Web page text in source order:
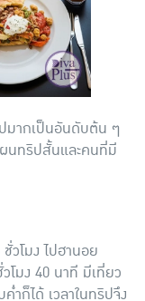
มากเป็นอันดับต้น ๆ
นทริปสั้นและคนที่มี
วโมง ไปฮานอย
โมง 40 นาที มีเที่ยว
ก็ได้ เวลาในทริปจึง